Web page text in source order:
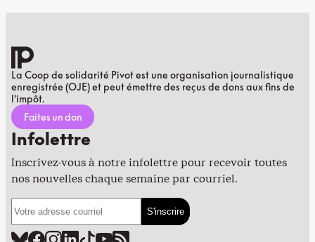
La Coop de solidarité Pivot est une organisation journalistique
enregistrée (OJE) et peut émettre des reçus de dons aux fins de
l’impôt.
Faites un don
Infolettre
Inscrivez-vous à notre infolettre pour recevoir toutes
nos nouvelles chaque semaine par courriel.